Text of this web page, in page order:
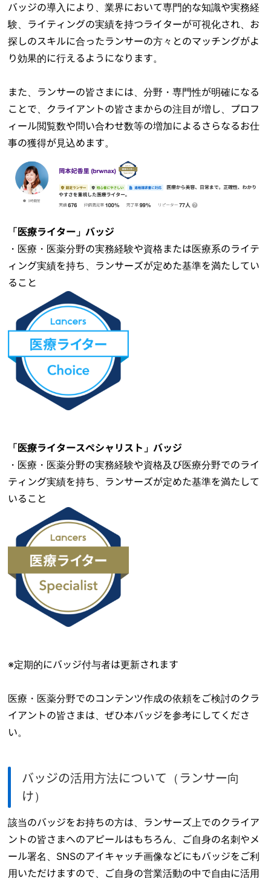
バッジの導入により、業界において専門的な知識や実務経
験、ライティングの実績を持つライターが可視化され、お
探しのスキルに合ったランサーの方々とのマッチングがよ
り効果的に行えるようになります。
また、ランサーの皆さまには、分野・専門性が明確になる
ことで、クライアントの皆さまからの注目が増し、プロフ
ィール閲覧数や問い合わせ数等の増加によるさらなるお仕
事の獲得が見込めます。
「医療ライター」バッジ
・医療・医薬分野の実務経験や資格または医療系のライテ
ィング実績を持ち、ランサーズが定めた基準を満たしてい
ること
「医療ライタースペシャリスト」バッジ
・医療・医薬分野の実務経験や資格及び医療分野でのライ
ティング実績を持ち、ランサーズが定めた基準を満たして
いること
※定期的にバッジ付与者は更新されます
医療・医薬分野でのコンテンツ作成の依頼をご検討のクラ
イアントの皆さまは、ぜひ本バッジを参考にしてくださ
い。
バッジの活用方法について（ランサー向
け）
該当のバッジをお持ちの方は、ランサーズ上でのクライア
ントの皆さまへのアピールはもちろん、ご自身の名刺やメ
ール署名、SNSのアイキャッチ画像などにもバッジをご利
用いただけますので、ご自身の営業活動の中で自由に活用